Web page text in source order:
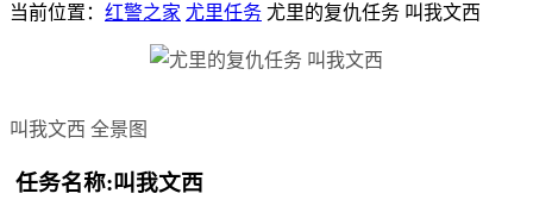
当前位置： 红警之家 尤里任务 尤里的复仇任务 叫我文西
叫我文西 全景图
任务名称:叫我文西